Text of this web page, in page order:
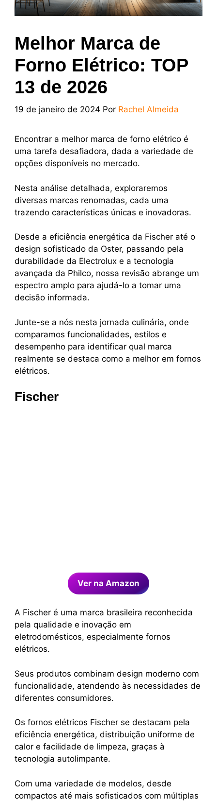
Melhor Marca de
Forno Elétrico: TOP
13 de 2026
19 de janeiro de 2024 Por Rachel Almeida
Encontrar a melhor marca de forno elétrico é
uma tarefa desafiadora, dada a variedade de
opções disponíveis no mercado.
Nesta análise detalhada, exploraremos
diversas marcas renomadas, cada uma
trazendo características únicas e inovadoras.
Desde a eficiência energética da Fischer até o
design sofisticado da Oster, passando pela
durabilidade da Electrolux e a tecnologia
avançada da Philco, nossa revisão abrange um
espectro amplo para ajudá-lo a tomar uma
decisão informada.
Junte-se a nós nesta jornada culinária, onde
comparamos funcionalidades, estilos e
desempenho para identificar qual marca
realmente se destaca como a melhor em fornos
elétricos.
Fischer
Ver na Amazon
A Fischer é uma marca brasileira reconhecida
pela qualidade e inovação em
eletrodomésticos, especialmente fornos
elétricos.
Seus produtos combinam design moderno com
funcionalidade, atendendo às necessidades de
diferentes consumidores.
Os fornos elétricos Fischer se destacam pela
eficiência energética, distribuição uniforme de
calor e facilidade de limpeza, graças à
tecnologia autolimpante.
Com uma variedade de modelos, desde
compactos até mais sofisticados com múltiplas